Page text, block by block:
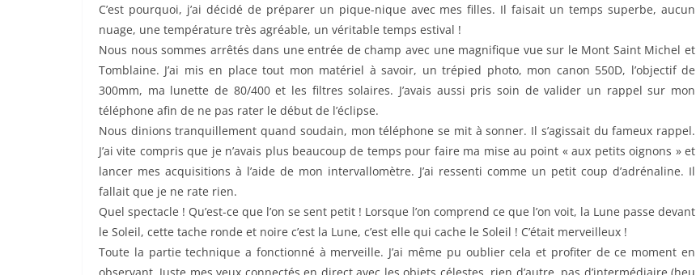
C’est pourquoi, j’ai décidé de préparer un pique-nique avec mes filles. Il faisait un temps superbe, aucun
nuage, une température très agréable, un véritable temps estival !
Nous nous sommes arrêtés dans une entrée de champ avec une magnifique vue sur le Mont Saint Michel et
Tomblaine. J’ai mis en place tout mon matériel à savoir, un trépied photo, mon canon 550D, l’objectif de
300mm, ma lunette de 80/400 et les filtres solaires. J’avais aussi pris soin de valider un rappel sur mon
téléphone afin de ne pas rater le début de l’éclipse.
Nous dinions tranquillement quand soudain, mon téléphone se mit à sonner. Il s’agissait du fameux rappel.
J’ai vite compris que je n’avais plus beaucoup de temps pour faire ma mise au point « aux petits oignons » et
lancer mes acquisitions à l’aide de mon intervallomètre. J’ai ressenti comme un petit coup d’adrénaline. Il
fallait que je ne rate rien.
Quel spectacle ! Qu’est-ce que l’on se sent petit ! Lorsque l’on comprend ce que l’on voit, la Lune passe devant
le Soleil, cette tache ronde et noire c’est la Lune, c’est elle qui cache le Soleil ! C’était merveilleux !
Toute la partie technique a fonctionné à merveille. J’ai même pu oublier cela et profiter de ce moment en
observant. Juste mes yeux connectés en direct avec les objets célestes, rien d’autre, pas d’intermédiaire (heu